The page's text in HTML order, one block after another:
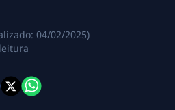
04/02/2025)